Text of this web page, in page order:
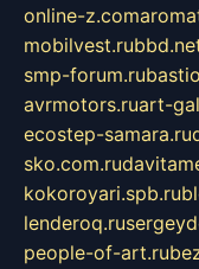
online-z.com
mobilvest.ru
smp-forum.ru
avrmotors.ruart-
ecostep-samara.ru
sko.com.ru
kokoroyari.spb.ru
lenderoq.ru
people-of-art.ru